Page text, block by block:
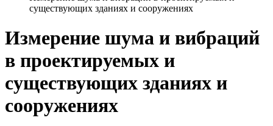
существующих зданиях и сооружениях
Измерение шума и вибраций
в проектируемых и
существующих зданиях и
сооружениях